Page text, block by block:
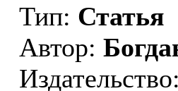
Тип: Статья
Автор:
Издательство: